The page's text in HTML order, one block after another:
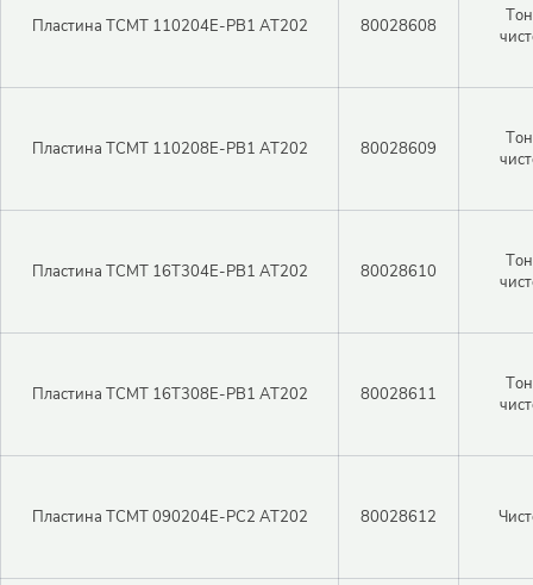
Пластина TCMT 110204E-PB1 AT202 80028608
Пластина TCMT 110208E-PB1 AT202 80028609
Пластина TCMT 16T304E-PB1 AT202 80028610
Пластина TCMT 16T308E-PB1 AT202 80028611
Пластина TCMT 090204E-PC2 AT202 80028612